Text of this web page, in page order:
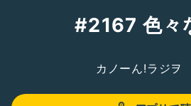
#2167 色々
カノーん!ラジヲ